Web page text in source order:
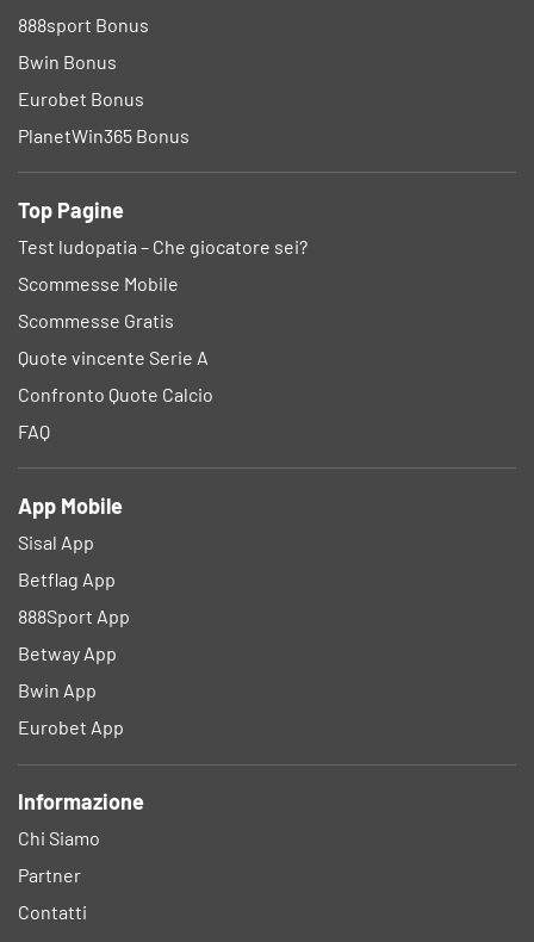
888sport Bonus
Bwin Bonus
Eurobet Bonus
PlanetWin365 Bonus
Top Pagine
Test ludopatia – Che giocatore sei?
Scommesse Mobile
Scommesse Gratis
Quote vincente Serie A
Confronto Quote Calcio
FAQ
App Mobile
Sisal App
Betflag App
888Sport App
Betway App
Bwin App
Eurobet App
Informazione
Chi Siamo
Partner
Contatti